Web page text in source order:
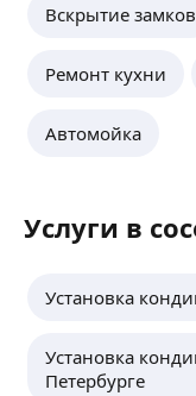
Вскрытие замков
Ремонт кухни
Автомойка
Услуги в
Установка
Установка
Петербурге